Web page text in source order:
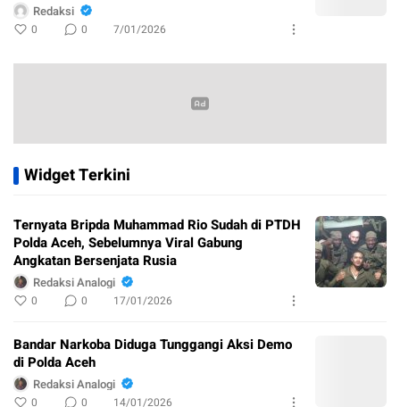
Redaksi
0 0 7/01/2026
Widget Terkini
Ternyata Bripda Muhammad Rio Sudah di PTDH
Polda Aceh, Sebelumnya Viral Gabung
Angkatan Bersenjata Rusia
Redaksi Analogi
0 0 17/01/2026
Bandar Narkoba Diduga Tunggangi Aksi Demo
di Polda Aceh
Redaksi Analogi
0 0 14/01/2026